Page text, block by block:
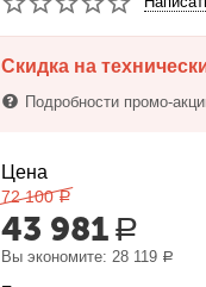
Скидка на
Подробности промо-
Цена
72 100 Р
43 981 Р
Вы экономите:28 119 Р